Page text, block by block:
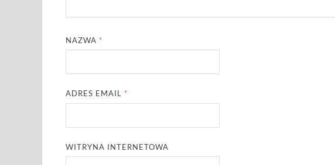
NAZWA *
ADRES EMAIL *
WITRYNA INTERNETOWA